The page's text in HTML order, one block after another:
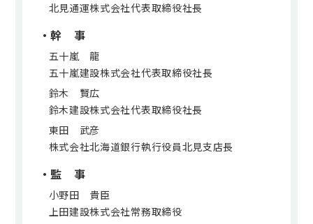
北見通運株式会社代表取締役社長
・幹 事
五十嵐 龍
五十嵐建設株式会社代表取締役社長
鈴木 賢広
鈴木建設株式会社代表取締役社長
東田 武彦
株式会社北海道銀行執行役員北見支店長
・監 事
小野田 貴臣
上田建設株式会社常務取締役